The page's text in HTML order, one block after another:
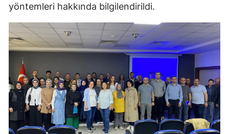
yöntemleri hakkında bilgilendirildi.